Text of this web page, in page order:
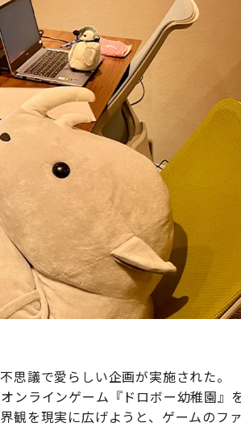
思議で愛らしい企画が実施された。
ンラインゲーム『ドロボー幼稚園』
観を現実に広げようと、ゲームのファ